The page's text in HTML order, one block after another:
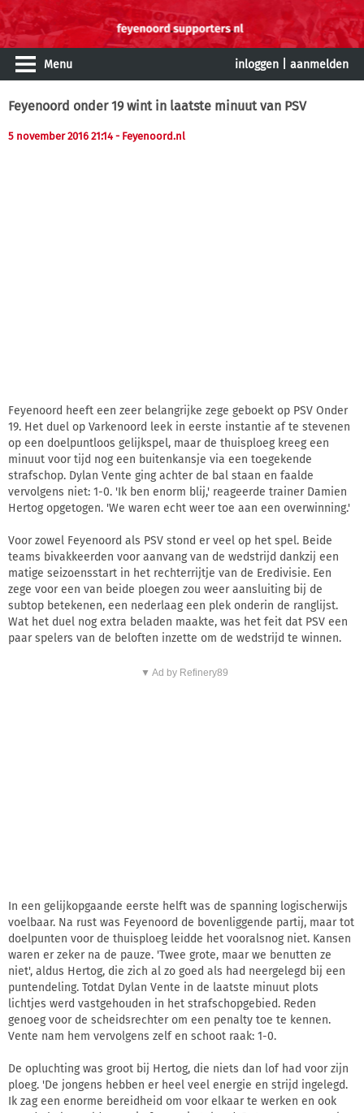
Menu inloggen aanmelden
Feyenoord onder 19 wint in laatste minuut van PSV
5 november 2016 21:14 - Feyenoord.nl
Feyenoord heeft een zeer belangrijke zege geboekt op PSV Onder
19. Het duel op Varkenoord leek in eerste instantie af te stevenen
op een doelpuntloos gelijkspel, maar de thuisploeg kreeg een
minuut voor tijd nog een buitenkansje via een toegekende
strafschop. Dylan Vente ging achter de bal staan en faalde
vervolgens niet: 1-0. 'Ik ben enorm blij,' reageerde trainer Damien
Hertog opgetogen. 'We waren echt weer toe aan een overwinning.'
Voor zowel Feyenoord als PSV stond er veel op het spel. Beide
teams bivakkeerden voor aanvang van de wedstrijd dankzij een
matige seizoensstart in het rechterrijtje van de Eredivisie. Een
zege voor een van beide ploegen zou weer aansluiting bij de
subtop betekenen, een nederlaag een plek onderin de ranglijst.
Wat het duel nog extra beladen maakte, was het feit dat PSV een
paar spelers van de beloften inzette om de wedstrijd te winnen.
▼ Ad by Refinery89
In een gelijkopgaande eerste helft was de spanning logischerwijs
voelbaar. Na rust was Feyenoord de bovenliggende partij, maar tot
doelpunten voor de thuisploeg leidde het vooralsnog niet. Kansen
waren er zeker na de pauze. 'Twee grote, maar we benutten ze
niet', aldus Hertog, die zich al zo goed als had neergelegd bij een
puntendeling. Totdat Dylan Vente in de laatste minuut plots
lichtjes werd vastgehouden in het strafschopgebied. Reden
genoeg voor de scheidsrechter om een penalty toe te kennen.
Vente nam hem vervolgens zelf en schoot raak: 1-0.
De opluchting was groot bij Hertog, die niets dan lof had voor zijn
ploeg. 'De jongens hebben er heel veel energie en strijd ingelegd.
Ik zag een enorme bereidheid om voor elkaar te werken en ook